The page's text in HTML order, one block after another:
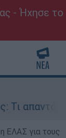
- Ήχησε το
απαντά η
ΕΛΑΣ για τους